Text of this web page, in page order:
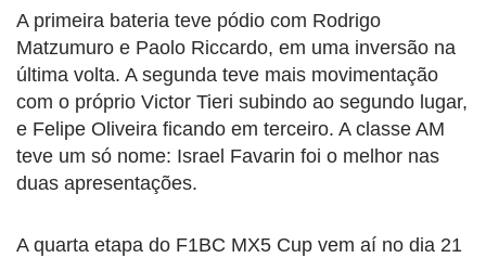
A primeira bateria teve pódio com Rodrigo
Matzumuro e Paolo Riccardo, em uma inversão na
última volta. A segunda teve mais movimentação
com o próprio Victor Tieri subindo ao segundo lugar,
e Felipe Oliveira ficando em terceiro. A classe AM
teve um só nome: Israel Favarin foi o melhor nas
duas apresentações.
A quarta etapa do F1BC MX5 Cup vem aí no dia 21